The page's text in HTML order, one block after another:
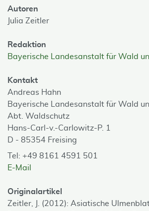
Autoren
Julia Zeitler
Redaktion
Bayerische Landesanstalt für Wald
Kontakt
Andreas Hahn
Bayerische Landesanstalt für Wald
Abt. Waldschutz
Hans-Carl-v.-Carlowitz-P. 1
D - 85354 Freising
Tel: +49 8161 4591 501
E-Mail
Originalartikel
Zeitler, J. (2012): Asiatische